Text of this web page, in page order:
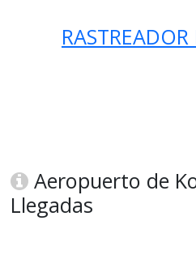
Aeropuerto de
Llegadas